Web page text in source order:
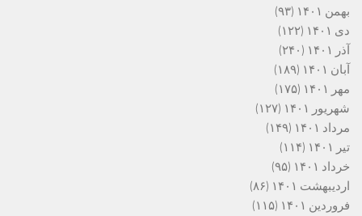
بهمن ۱۴۰۱
(۹۳)
دی ۱۴۰۱
(۱۲۲)
آذر ۱۴۰۱
(۲۴۰)
آبان ۱۴۰۱
(۱۸۹)
مهر ۱۴۰۱
(۱۷۵)
شهریور ۱۴۰۱
(۱۲۷)
مرداد ۱۴۰۱
(۱۴۹)
تیر ۱۴۰۱
(۱۱۴)
خرداد ۱۴۰۱
(۹۵)
اردیبهشت ۱۴۰۱
(۸۶)
فروردین ۱۴۰۱
(۱۱۵)